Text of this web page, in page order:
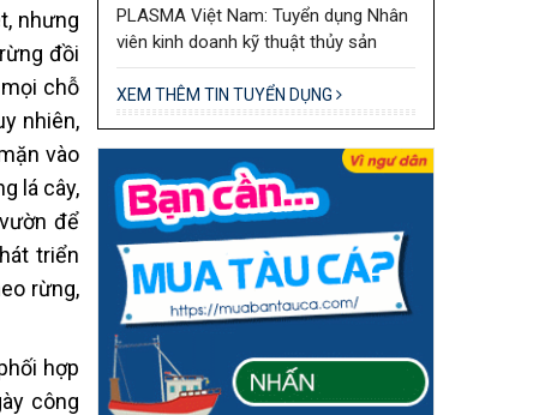
nhưng
đồi
chỗ
nhiên,
vào
lá cây,
để
triển
rừng,
hợp
công
PLASMA Việt Nam: Tuyển dụng Nhân
viên kinh doanh kỹ thuật thủy sản
XEM THÊM TIN TUYỂN DỤNG